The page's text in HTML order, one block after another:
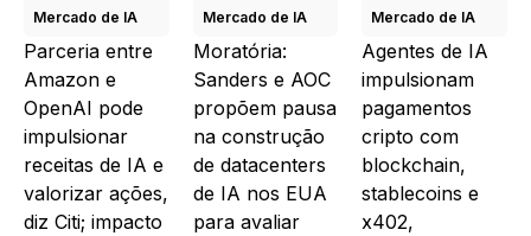
Mercado de IA
Parceria entre
Amazon e
OpenAI pode
impulsionar
receitas de IA e
valorizar ações,
diz Citi; impacto
Mercado de IA
Moratória:
Sanders e AOC
propõem pausa
na construção
de datacenters
de IA nos EUA
para avaliar
Mercado de IA
Agentes de IA
impulsionam
pagamentos
cripto com
blockchain,
stablecoins e
x402,